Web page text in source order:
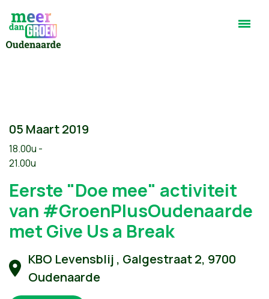
05 Maart 2019
18.00u -
21.00u
Eerste "Doe mee" activiteit
van #GroenPlusOudenaarde
met Give Us a Break
KBO Levensblij , Galgestraat 2, 9700
Oudenaarde